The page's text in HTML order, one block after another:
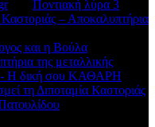
στο Ποντιακή λύρα 3
– Αποκαλυπτήρια
και η Βούλα
της μεταλλικής
- H δική σου ΚΑΘΑΡΗ
τη Διποταμία Καστοριάς